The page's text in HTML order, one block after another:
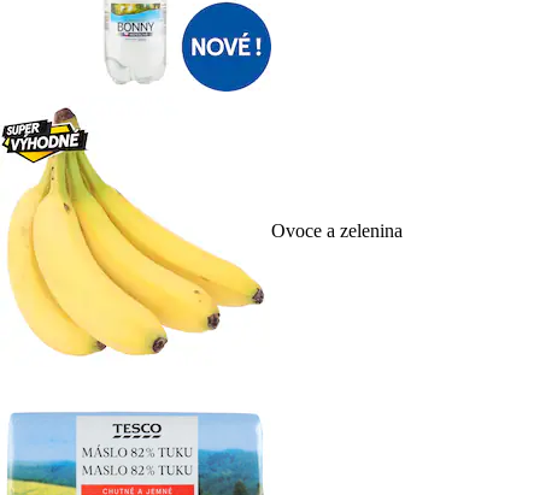
Ovoce a zelenina